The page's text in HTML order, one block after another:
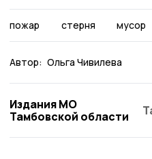
пожар стерня мусор
Автор: Ольга Чивилева
Издания МО
Тамбовской области